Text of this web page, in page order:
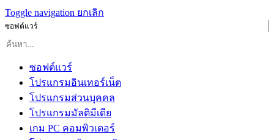
Toggle navigation ยกเลิก
ซอฟต์แวร์
ซอฟต์แวร์
โปรแกรมอินเทอร์เน็ต
โปรแกรมส่วนบุคคล
โปรแกรมมัลติมีเดีย
เกม PC คอมพิวเตอร์